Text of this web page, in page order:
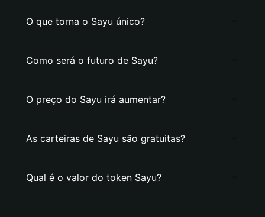
O que torna o Sayu único?
Como será o futuro de Sayu?
O preço do Sayu irá aumentar?
As carteiras de Sayu são gratuitas?
Qual é o valor do token Sayu?